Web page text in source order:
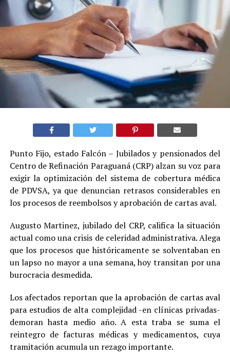
Punto Fijo, estado Falcón – Jubilados y pensionados del
Centro de Refinación Paraguaná (CRP) alzan su voz para
exigir la optimización del sistema de cobertura médica
de PDVSA, ya que denuncian retrasos considerables en
los procesos de reembolsos y aprobación de cartas aval.
Augusto Martinez, jubilado del CRP, califica la situación
actual como una crisis de celeridad administrativa. Alega
que los procesos que históricamente se solventaban en
un lapso no mayor a una semana, hoy transitan por una
burocracia desmedida.
Los afectados reportan que la aprobación de cartas aval
para estudios de alta complejidad -en clínicas privadas-
demoran hasta medio año. A esta traba se suma el
reintegro de facturas médicas y medicamentos, cuya
tramitación acumula un rezago importante.